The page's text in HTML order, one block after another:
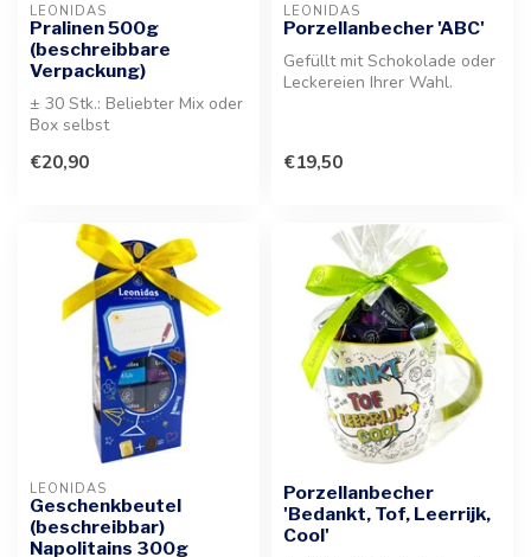
LEONIDAS
Pralinen 500g
(beschreibbare
Verpackung)
± 30 Stk.: Beliebter Mix oder
Box selbst
Sie die Vielf...
€20,90
LEONIDAS
Porzellanbecher 'ABC'
Gefüllt mit Schokolade oder
Leckereien Ihrer Wahl.
€19,50
LEONIDAS
Geschenkbeutel
(beschreibbar)
Napolitains 300g
Porzellanbecher
'Bedankt, Tof, Leerrijk,
Cool'